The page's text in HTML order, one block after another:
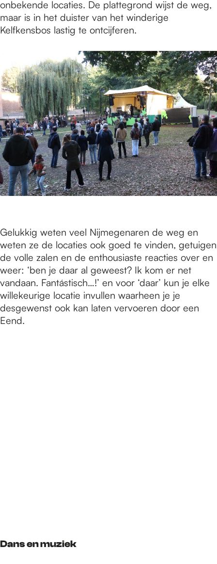
onbekende locaties. De plattegrond wijst de weg,
maar is in het duister van het winderige
Kelfkensbos lastig te ontcijferen.
Gelukkig weten veel Nijmegenaren de weg en
weten ze de locaties ook goed te vinden, getuigen
de volle zalen en de enthousiaste reacties over en
weer: ‘ben je daar al geweest? Ik kom er net
vandaan. Fantástisch…!’ en voor ‘daar’ kun je elke
willekeurige locatie invullen waarheen je je
desgewenst ook kan laten vervoeren door een
Eend.
Dans en muziek